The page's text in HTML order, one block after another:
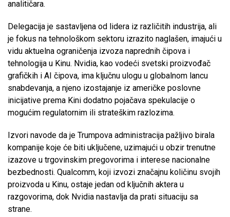
analitičara.
Delegacija je sastavljena od lidera iz različitih industrija, ali
je fokus na tehnološkom sektoru izrazito naglašen, imajući u
vidu aktuelna ograničenja izvoza naprednih čipova i
tehnologija u Kinu. Nvidia, kao vodeći svetski proizvođač
grafičkih i AI čipova, ima ključnu ulogu u globalnom lancu
snabdevanja, a njeno izostajanje iz američke poslovne
inicijative prema Kini dodatno pojačava spekulacije o
mogućim regulatornim ili strateškim razlozima.
Izvori navode da je Trumpova administracija pažljivo birala
kompanije koje će biti uključene, uzimajući u obzir trenutne
izazove u trgovinskim pregovorima i interese nacionalne
bezbednosti. Qualcomm, koji izvozi značajnu količinu svojih
proizvoda u Kinu, ostaje jedan od ključnih aktera u
razgovorima, dok Nvidia nastavlja da prati situaciju sa
strane.